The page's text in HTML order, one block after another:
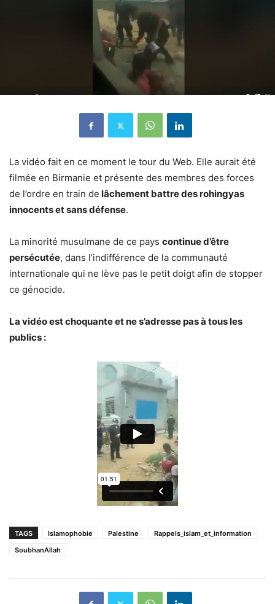
La vidéo fait en ce moment le tour du Web. Elle aurait été
filmée en Birmanie et présente des membres des forces
de l’ordre en train de lâchement battre des rohingyas
innocents et sans défense.
La minorité musulmane de ce pays continue d’être
persécutée, dans l’indifférence de la communauté
internationale qui ne lève pas le petit doigt afin de stopper
ce génocide.
La vidéo est choquante et ne s’adresse pas à tous les
publics :
TAGS Islamophobie Palestine
Rappels_islam_et_information
SoubhanAllah